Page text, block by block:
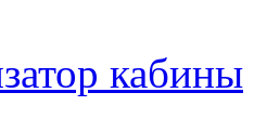
кабины